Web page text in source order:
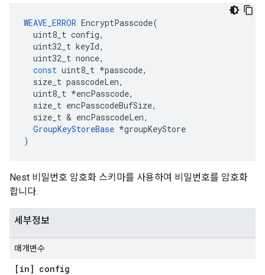
WEAVE_ERROR EncryptPasscode(
uint8_t config,
uint32_t keyId,
uint32_t nonce,
const uint8_t *passcode,
size_t passcodeLen,
uint8_t *encPasscode,
size_t encPasscodeBufSize,
size_t & encPasscodeLen,
GroupKeyStoreBase *groupKeyStore
)
Nest 비밀번호 암호화 스키마를 사용하여 비밀번호를 암호화
합니다.
세부정보
매개변수
[in] config